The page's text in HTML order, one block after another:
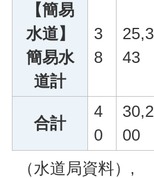
【簡易
水道】
簡易水
道計
3
8
25,3
43
合計
4
0
30,2
00
（水道局資料）,